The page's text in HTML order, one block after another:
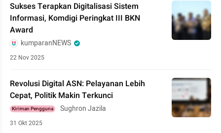
Sukses Terapkan Digitalisasi Sistem
Informasi, Komdigi Peringkat III BKN
Award
kumparanNEWS
22 Nov 2025
Revolusi Digital ASN: Pelayanan Lebih
Cepat, Politik Makin Terkunci
Kiriman Pengguna Sughron Jazila
31 Okt 2025